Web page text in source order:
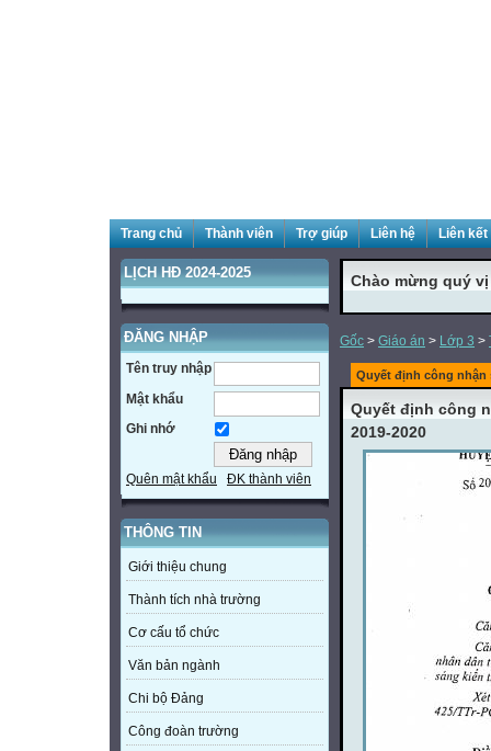
Trang chủ Thành viên Trợ giúp Liên hệ Liên
LỊCH HĐ 2024-2025
ĐĂNG NHẬP
Tên truy nhập
Mật khẩu
Ghi nhớ
Quên mật khẩu ĐK thành viên
THÔNG TIN
Giới thiệu chung
Thành tích nhà trường
Cơ cấu tổ chức
Văn bản ngành
Chi bộ Đảng
Công đoàn trường
Chào mừng quý
Gốc > Giáo án > Lớp 3 >
Quyết định công nhận
Quyết định công
2019-2020